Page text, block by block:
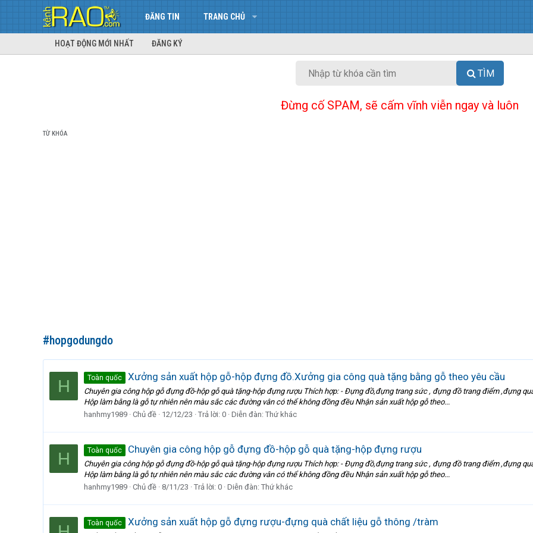
ĐĂNG TIN TRANG CHỦ
HOẠT ĐỘNG MỚI NHẤT ĐĂNG KÝ
TÌM
Đừng cố SPAM, sẽ cấm vĩnh viễn ngay và luôn
TỪ KHÓA
#hopgodungdo
H Toàn quốc Xưởng sản xuất hộp gỗ-hộp đựng đồ.Xưởng gia công quà tặng bằng gỗ theo yêu cầu
Chuyên gia công hộp gỗ đựng đồ-hộp gỗ quà tặng-hộp đựng rượu Thích hợp: - Đựng đồ,đựng trang sức , đựng đồ trang điểm ,đựng
Hộp làm bằng là gỗ tự nhiên nên màu sắc các đường vân có thể không đồng đều Nhận sản xuất hộp gỗ theo...
hanhmy1989 Chủ đề 12/12/23 Trả lời: 0 Diễn đàn: Thứ khác
H Toàn quốc Chuyên gia công hộp gỗ đựng đồ-hộp gỗ quà tặng-hộp đựng rượu
Chuyên gia công hộp gỗ đựng đồ-hộp gỗ quà tặng-hộp đựng rượu Thích hợp: - Đựng đồ,đựng trang sức , đựng đồ trang điểm ,đựng
Hộp làm bằng là gỗ tự nhiên nên màu sắc các đường vân có thể không đồng đều Nhận sản xuất hộp gỗ theo...
hanhmy1989 Chủ đề 8/11/23 Trả lời: 0 Diễn đàn: Thứ khác
Toàn quốc Xưởng sản xuất hộp gỗ đựng rượu-đựng quà chất liệu gỗ thông /tràm